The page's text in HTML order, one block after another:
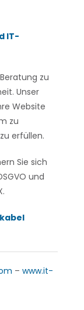
IT-
zu
Unser
Website
zu
erfüllen.
Sie sich
und
– www.it-